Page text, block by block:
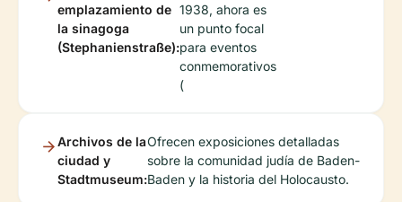
emplazamiento de
la sinagoga
(Stephanienstraße):
1938, ahora es
un punto focal
para eventos
conmemorativos
(
Archivos de la
ciudad y
Stadtmuseum:
Ofrecen exposiciones detalladas
sobre la comunidad judía de Baden-
Baden y la historia del Holocausto.